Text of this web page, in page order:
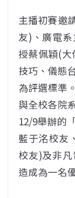
主播初賽邀
友)、廣電
授蔡佩穎(大
技巧、儀態
為評選標準
與全校各院
12/9舉辦的
藍于洺校友
校友)及非
造成為一名